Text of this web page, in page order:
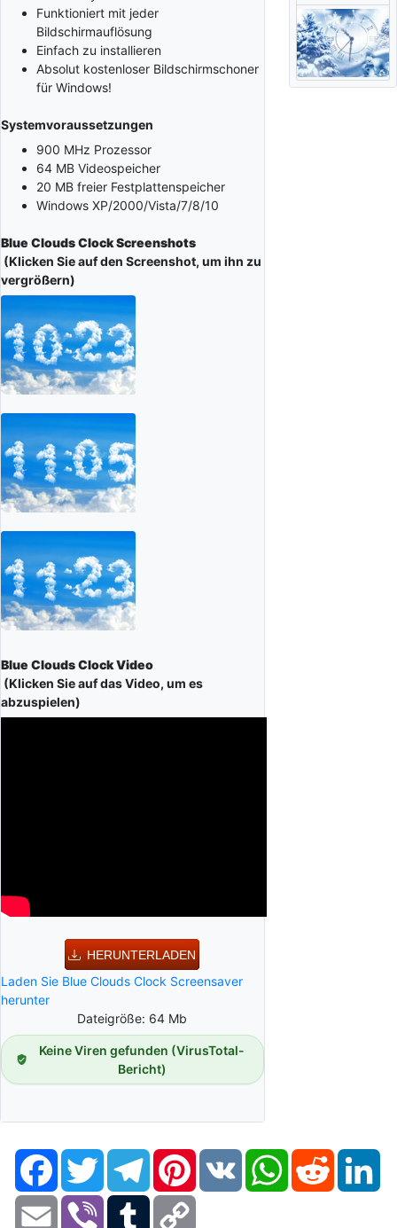
Funktioniert mit jeder
Bildschirmauflösung
Einfach zu installieren
Absolut kostenloser Bildschirmschoner
für Windows!
Systemvoraussetzungen
900 MHz Prozessor
64 MB Videospeicher
20 MB freier Festplattenspeicher
Windows XP/2000/Vista/7/8/10
Blue Clouds Clock Screenshots
(Klicken Sie auf den Screenshot, um ihn zu
vergrößern)
Blue Clouds Clock Video
(Klicken Sie auf das Video, um es
abzuspielen)
HERUNTERLADEN
Laden Sie Blue Clouds Clock Screensaver
herunter
Dateigröße: 64 Mb
Keine Viren gefunden (VirusTotal-
Bericht)
FacebookTwitter TelegramPinterestVK WhatsAppReddit
Email Viber Tumblr